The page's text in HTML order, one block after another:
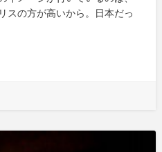
スの方が高いから。日本だっ